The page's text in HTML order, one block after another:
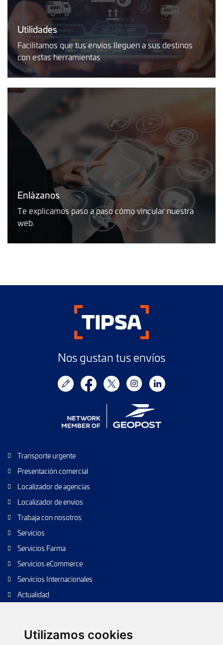
Utilizamos cookies
Utilidades
Facilitamos que tus envíos lleguen a sus destinos
con estas herramientas
Enlázanos
Te explicamos paso a paso cómo vincular nuestra
web.
Nos gustan tus envíos
Transporte urgente
Presentación comercial
Localizador de agencias
Localizador de envios
Trabaja con nosotros
Servicios
Servicios Farma
Servicios eCommerce
Servicios Internacionales
Actualidad
Envíos de calidad